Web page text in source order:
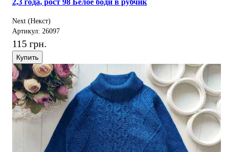
2,3 года, рост 98 Белое боди в рубчик
Next (Некст)
Артикул: 26097
115 грн.
Купить